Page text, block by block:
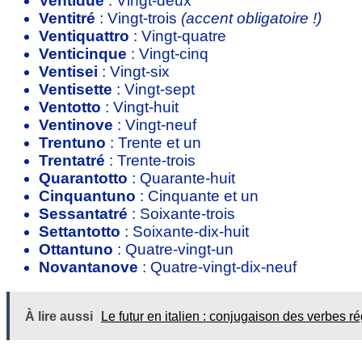
Ventitré : Vingt-trois (accent obligatoire !)
Ventiquattro : Vingt-quatre
Venticinque : Vingt-cinq
Ventisei : Vingt-six
Ventisette : Vingt-sept
Ventotto : Vingt-huit
Ventinove : Vingt-neuf
Trentuno : Trente et un
Trentatré : Trente-trois
Quarantotto : Quarante-huit
Cinquantuno : Cinquante et un
Sessantatré : Soixante-trois
Settantotto : Soixante-dix-huit
Ottantuno : Quatre-vingt-un
Novantanove : Quatre-vingt-dix-neuf
À lire aussi Le futur en italien : conjugaison des verbes